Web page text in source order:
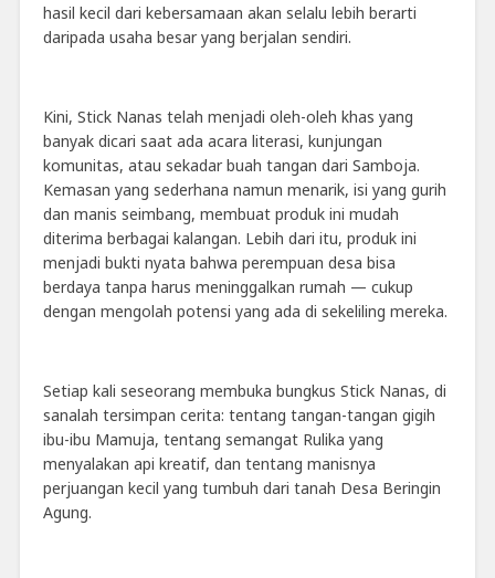
hasil kecil dari kebersamaan akan selalu lebih berarti
daripada usaha besar yang berjalan sendiri.
Kini, Stick Nanas telah menjadi oleh-oleh khas yang
banyak dicari saat ada acara literasi, kunjungan
komunitas, atau sekadar buah tangan dari Samboja.
Kemasan yang sederhana namun menarik, isi yang gurih
dan manis seimbang, membuat produk ini mudah
diterima berbagai kalangan. Lebih dari itu, produk ini
menjadi bukti nyata bahwa perempuan desa bisa
berdaya tanpa harus meninggalkan rumah — cukup
dengan mengolah potensi yang ada di sekeliling mereka.
Setiap kali seseorang membuka bungkus Stick Nanas, di
sanalah tersimpan cerita: tentang tangan-tangan gigih
ibu-ibu Mamuja, tentang semangat Rulika yang
menyalakan api kreatif, dan tentang manisnya
perjuangan kecil yang tumbuh dari tanah Desa Beringin
Agung.